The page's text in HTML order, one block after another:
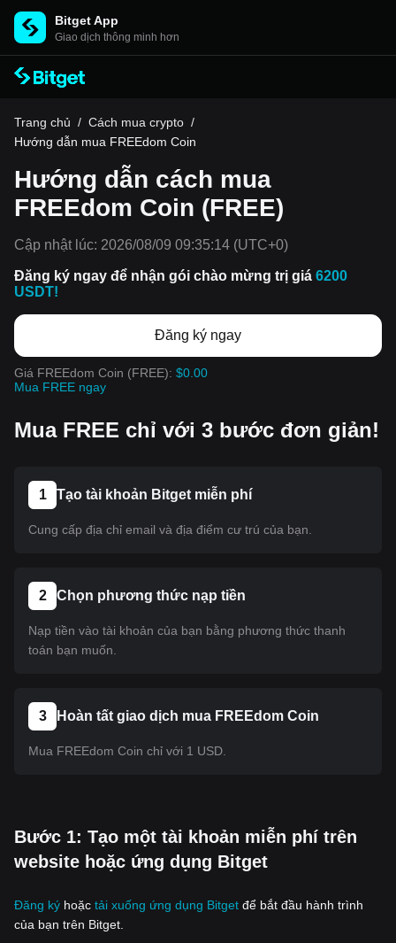
Bitget App
Giao dịch thông minh hơn
Trang chủ / Cách mua crypto /
Hướng dẫn mua FREEdom Coin
Hướng dẫn cách mua
FREEdom Coin (FREE)
Cập nhật lúc: 2026/08/09 09:35:14 (UTC+0)
Đăng ký ngay để nhận gói chào mừng trị giá 6200
USDT!
Đăng ký ngay
Giá FREEdom Coin (FREE): $0.00
Mua FREE ngay
Mua FREE chỉ với 3 bước đơn giản!
1 Tạo tài khoản Bitget miễn phí
Cung cấp địa chỉ email và địa điểm cư trú của bạn.
2 Chọn phương thức nạp tiền
Nạp tiền vào tài khoản của bạn bằng phương thức thanh
toán bạn muốn.
3 Hoàn tất giao dịch mua FREEdom Coin
Mua FREEdom Coin chỉ với 1 USD.
‌Bước 1: Tạo một tài khoản miễn phí trên
website hoặc ứng dụng Bitget
Đăng ký hoặc tải xuống ứng dụng Bitget để bắt đầu hành trình
của bạn trên Bitget.